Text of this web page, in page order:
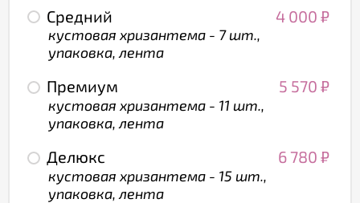
Средний 4 000 ₽
кустовая хризантема - 7 шт.,
упаковка, лента
Премиум 5 570 ₽
кустовая хризантема - 11 шт.,
упаковка, лента
Делюкс 6 780 ₽
кустовая хризантема - 15 шт.,
упаковка, лента